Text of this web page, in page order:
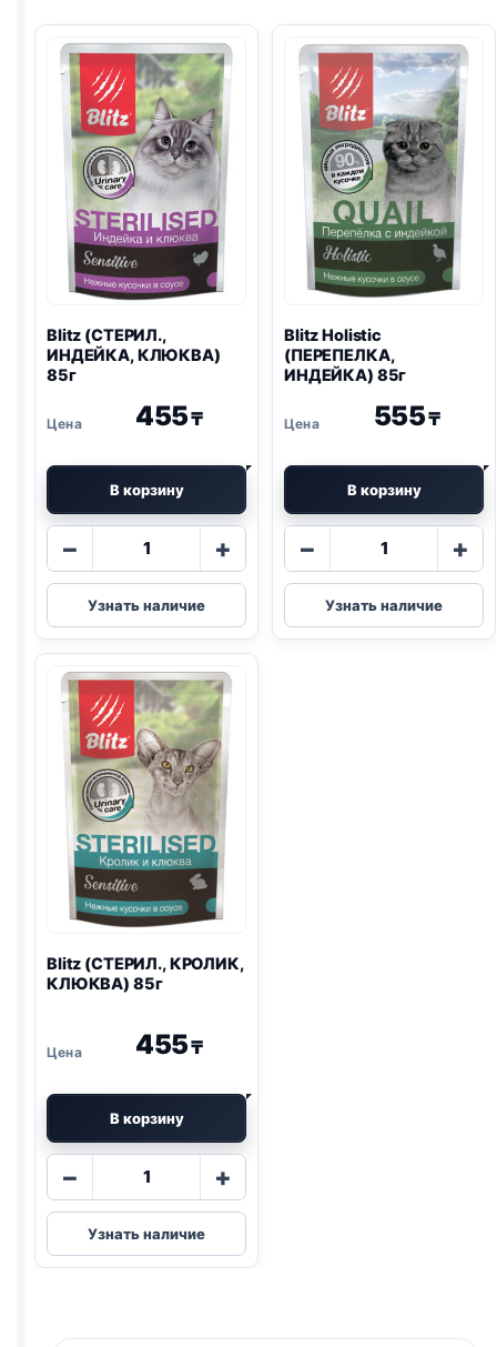
Blitz (СТЕРИЛ.,
ИНДЕЙКА, КЛЮКВА)
85г
455₸
В корзину
−
Количество
Blitz
(СТЕРИЛ.,
ИНДЕЙКА,
85г
+
Узнать наличие
BlitzHolistic
(ПЕРЕПЕЛКА,
ИНДЕЙКА) 85г
555₸
В корзину
−
Количество
Blitz
Holistic
(ПЕРЕПЕЛКА,
+
Узнать наличие
Blitz (СТЕРИЛ., КРОЛИК,
КЛЮКВА) 85г
455₸
В корзину
−
Количество
Blitz
(СТЕРИЛ.,
КРОЛИК,
+
Узнать наличие